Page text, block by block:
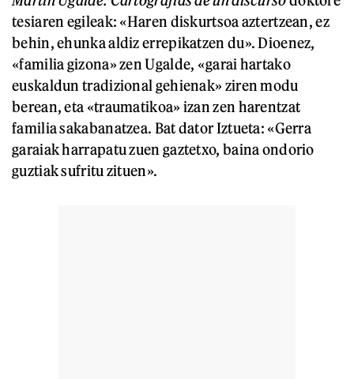
tesiaren egileak: «Haren diskurtsoa aztertzean, ez
behin, ehunka aldiz errepikatzen du». Dioenez,
«familia gizona» zen Ugalde, «garai hartako
euskaldun tradizional gehienak» ziren modu
berean, eta «traumatikoa» izan zen harentzat
familia sakabanatzea. Bat dator Iztueta: «Gerra
garaiak harrapatu zuen gaztetxo, baina ondorio
guztiak sufritu zituen».